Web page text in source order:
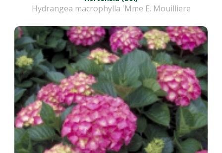
Hydrangea macrophylla 'Mme E. Mouilliere